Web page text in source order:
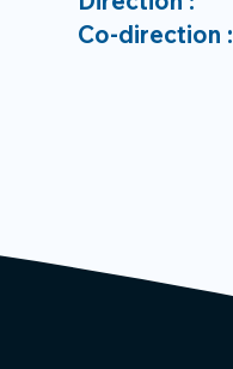
Co-direction :